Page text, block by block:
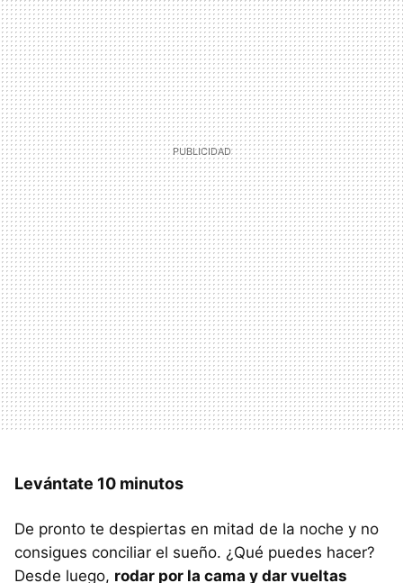
Levántate 10 minutos
De pronto te despiertas en mitad de la noche y no
consigues conciliar el sueño. ¿Qué puedes hacer?
Desde luego, rodar por la cama y dar vueltas